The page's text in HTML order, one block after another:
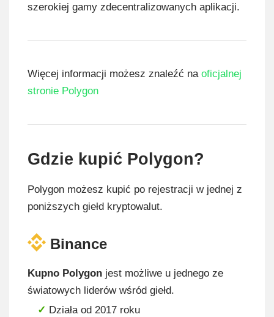
szerokiej gamy zdecentralizowanych aplikacji.
Więcej informacji możesz znaleźć na oficjalnej
stronie Polygon
Gdzie kupić Polygon?
Polygon możesz kupić po rejestracji w jednej z
poniższych giełd kryptowalut.
Binance
Kupno Polygon jest możliwe u jednego ze
światowych liderów wśród giełd.
Działa od 2017 roku